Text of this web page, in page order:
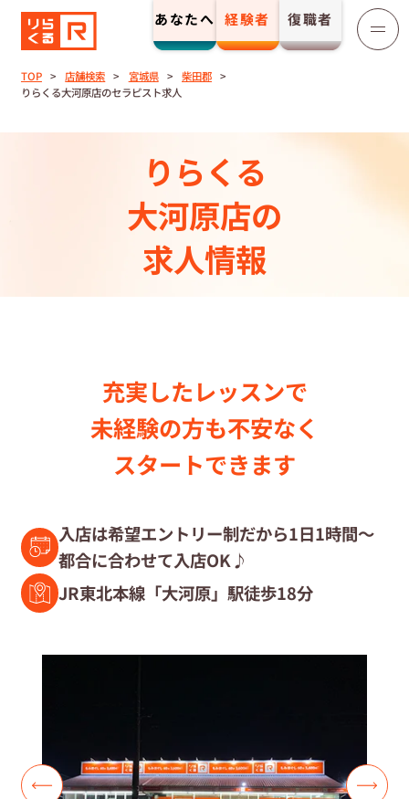
あなたへ 経験者 復職者
りらくる
セラピスト募集
セラピストストーリー⼀覧
収⼊とサポート
トレーニングセンター一覧
セラピスト募集中の店舗検索
復職セラピスト募集
よくあるご質問
TOP 店舗検索 宮城県
柴田郡
りらくる大河原店のセラピスト求人
りらくる
大河原店の
求人情報
充実したレッスンで
未経験の⽅も不安なく
スタートできます
入店は希望エントリー制だから1日1時間～
都合に合わせて入店OK♪
JR東北本線「大河原」駅徒歩18分